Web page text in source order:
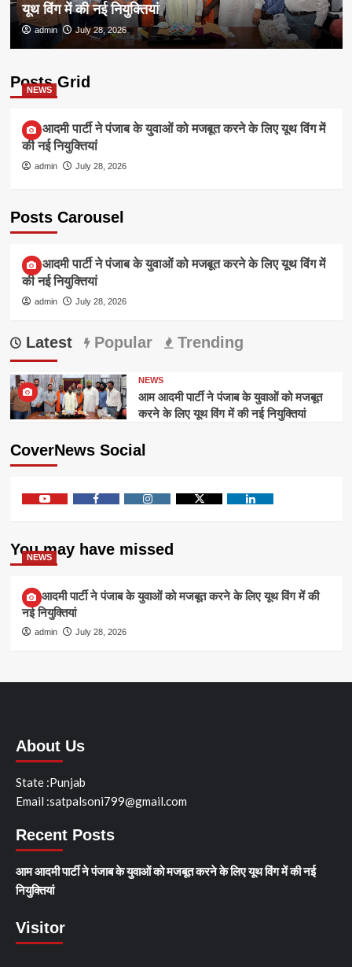
यूथ विंग में की नई नियुक्तियां
admin July 28, 2026
Posts Grid
NEWS
आम आदमी पार्टी ने पंजाब के युवाओं को मजबूत करने के लिए यूथ विंग में
की नई नियुक्तियां
admin July 28, 2026
Posts Carousel
NEWS
आम आदमी पार्टी ने पंजाब के युवाओं को मजबूत करने के लिए यूथ विंग में
की नई नियुक्तियां
admin July 28, 2026
Latest Popular Trending
NEWS
आम आदमी पार्टी ने पंजाब के युवाओं को मजबूत
करने के लिए यूथ विंग में की नई नियुक्तियां
CoverNews Social
You may have missed
NEWS
आम आदमी पार्टी ने पंजाब के युवाओं को मजबूत करने के लिए यूथ विंग में की
नई नियुक्तियां
admin July 28, 2026
About Us
State :Punjab
Email :satpalsoni799@gmail.com
Recent Posts
आम आदमी पार्टी ने पंजाब के युवाओं को मजबूत करने के लिए यूथ विंग में की नई
नियुक्तियां
Visitor